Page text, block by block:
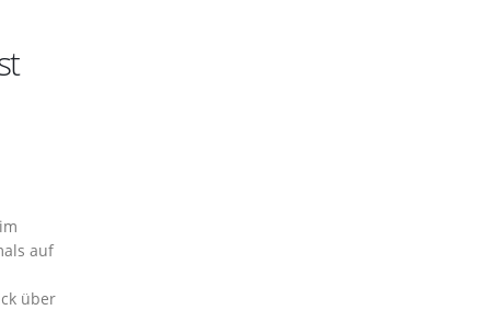
auf
über